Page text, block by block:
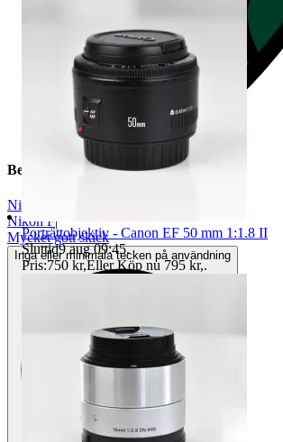
Beskrivning
Nikon
Nikon F|
Mycket gott skick
Inga eller minimala tecken på användning
Porträttobjektiv - Canon EF 50 mm 1:1.8 II
Sluttid9 aug 09:45.
Pris:750 kr,Eller Köp nu 795 kr,.